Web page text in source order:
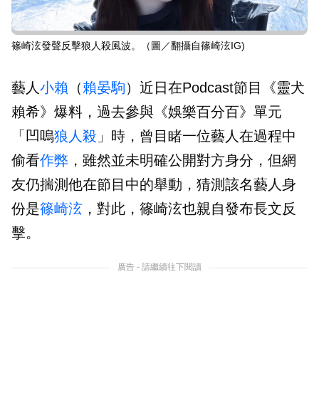
篠崎泫發聲反擊狼人殺風波。（圖／翻攝自篠崎泫IG)
藝人小賴 （賴晏駒）近日在Podcast節目《靈犬
賴希》爆料，過去參與《娛樂百分百》單元
「凹嗚狼人殺 」時，曾目睹一位藝人在過程中
偷看作弊 ，雖然並未明確公開對方身分，但網
友仍揣測他在節目中的舉動，猜測該名藝人身
份是篠崎泫 ，對此，篠崎泫也親自發布長文反
擊。
廣告 - 請繼續往下閱讀